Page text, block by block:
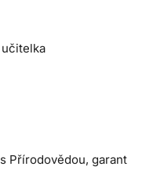
Přírodovědou, garant